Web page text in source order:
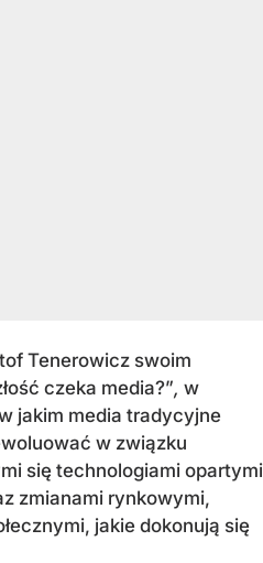
Tenerowicz swoim
czeka media?”, w
jakim media tradycyjne
w związku
się technologiami opartymi
zmianami rynkowymi,
jakie dokonują się